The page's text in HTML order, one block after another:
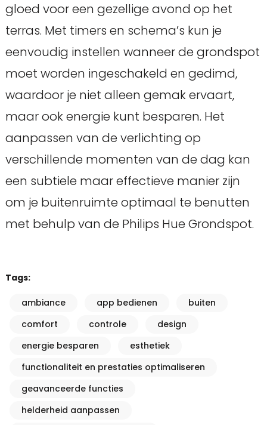
gloed voor een gezellige avond op het
terras. Met timers en schema’s kun je
eenvoudig instellen wanneer de grondspot
moet worden ingeschakeld en gedimd,
waardoor je niet alleen gemak ervaart,
maar ook energie kunt besparen. Het
aanpassen van de verlichting op
verschillende momenten van de dag kan
een subtiele maar effectieve manier zijn
om je buitenruimte optimaal te benutten
met behulp van de Philips Hue Grondspot.
Tags:
ambiance app bedienen
buiten
comfort
controle
design
energie besparen
esthetiek
functionaliteit en prestaties optimaliseren
geavanceerde functies
helderheid aanpassen